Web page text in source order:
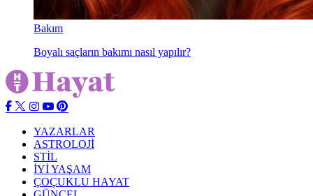
Bakım
Boyalı saçların bakımı nasıl yapılır?
YAZARLAR
ASTROLOJİ
STİL
İYİ YAŞAM
ÇOÇUKLU HAYAT